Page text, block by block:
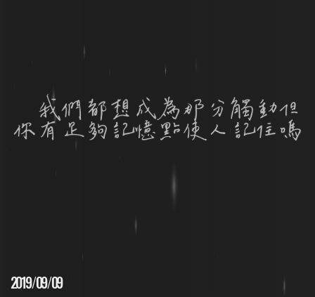
2019/09/09